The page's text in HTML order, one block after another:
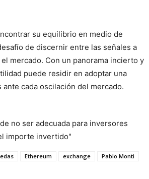
su equilibrio en medio de
de discernir entre las señales a
mercado. Con un panorama incierto y
puede residir en adoptar una
cada oscilación del mercado.
no ser adecuada para inversores
importe invertido"
Ethereum exchange
Pablo Monti